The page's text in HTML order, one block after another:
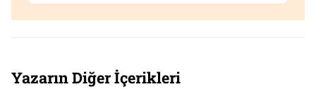
Yazarın Diğer İçerikleri